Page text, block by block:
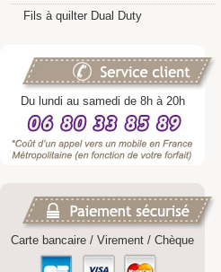
Fils à quilter Dual Duty
Du lundi au samedi de 8h à 20h
Carte bancaire / Virement / Chèque